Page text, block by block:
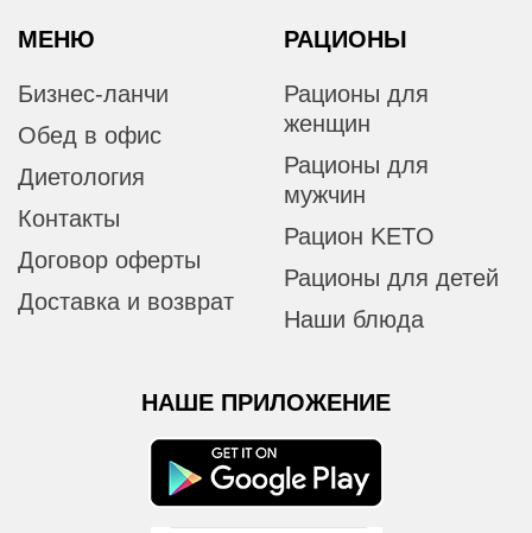
МЕНЮ
Бизнес-ланчи
Обед в офис
Диетология
Контакты
Договор оферты
Доставка и возврат
РАЦИОНЫ
Рационы для
женщин
Рационы для
мужчин
Рацион KETO
Рационы для детей
Наши блюда
НАШЕ ПРИЛОЖЕНИЕ